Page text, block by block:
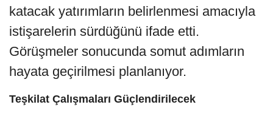
katacak yatırımların belirlenmesi amacıyla
istişarelerin sürdüğünü ifade etti.
Görüşmeler sonucunda somut adımların
hayata geçirilmesi planlanıyor.
Teşkilat Çalışmaları Güçlendirilecek